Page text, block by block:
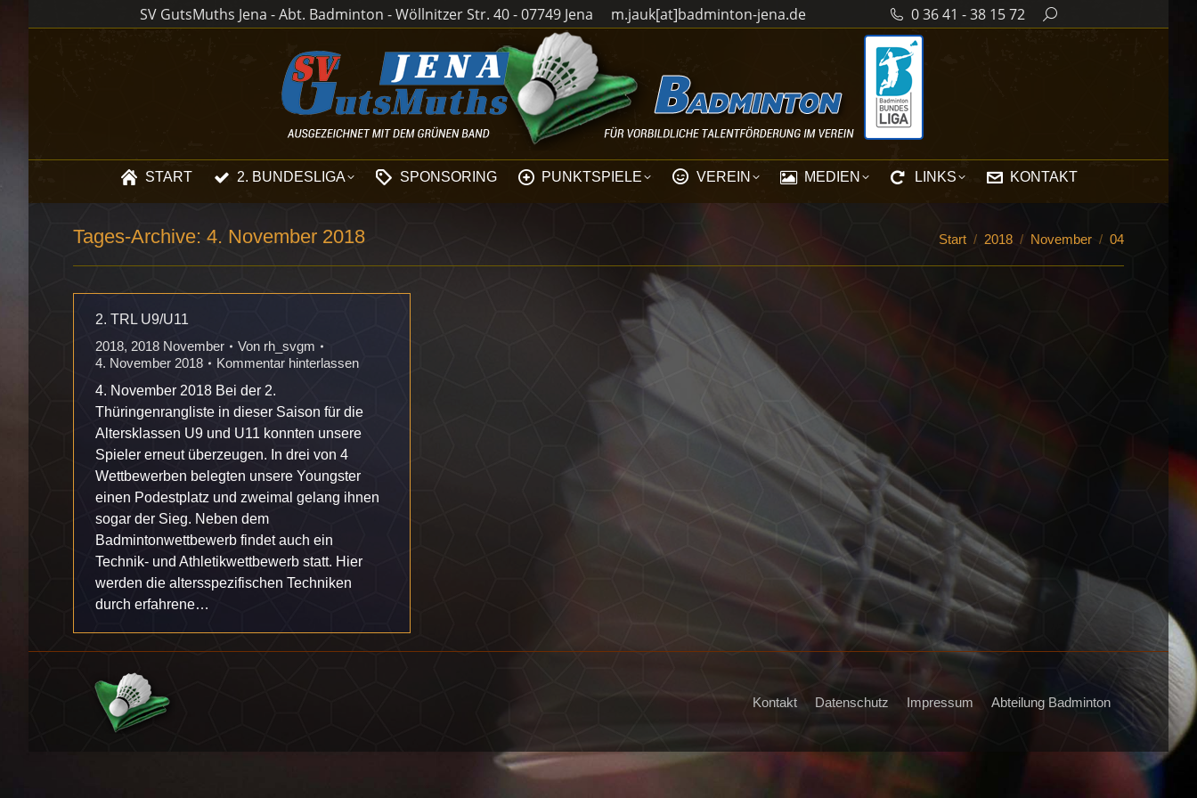
SV GutsMuths Jena - Abt. Badminton - Wöllnitzer Str. 40 - 07749 Jena m.jauk[at]badminton-jena.de 0 36 41 - 38 15 72 Search:
START 2. BUNDESLIGA SPONSORING PUNKTSPIELE VEREIN MEDIEN LINKS KONTAKT
Tages-Archive: 4. November 2018 Sie befinden sich hier:
Start 2018 November 04
2. TRL U9/U11
2018, 2018 November Von rh_svgm
4. November 2018
Kommentar hinterlassen
4. November 2018 Bei der 2.
Thüringenrangliste in dieser Saison für die
Altersklassen U9 und U11 konnten unsere
Spieler erneut überzeugen. In drei von 4
Wettbewerben belegten unsere Youngster
einen Podestplatz und zweimal gelang ihnen
sogar der Sieg. Neben dem
Badmintonwettbewerb findet auch ein
Technik- und Athletikwettbewerb statt. Hier
werden die altersspezifischen Techniken
durch erfahrene…
Kontakt Datenschutz Impressum Abteilung Badminton